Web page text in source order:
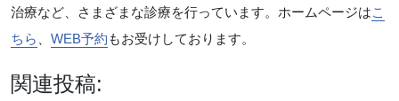
治療など、さまざまな診療を行っています。ホームページはこ
ちら
WEB予約 もお受けしております。
関連投稿: